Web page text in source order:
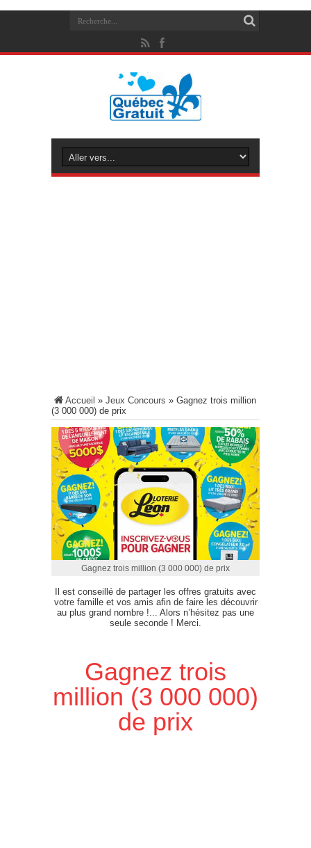
Accueil » Jeux Concours » Gagnez trois million
(3 000 000) de prix
Gagnez trois million (3 000 000) de prix
Il est conseillé de partager les offres gratuits avec
votre famille et vos amis afin de faire les découvrir
au plus grand nombre !... Alors n’hésitez pas une
seule seconde ! Merci.
Gagnez trois
million (3 000 000)
de prix